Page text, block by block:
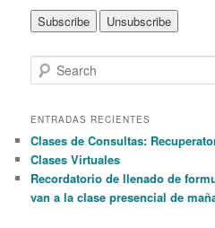
e
r
h
ENTRADAS RECIENTES
Clases de Consultas:
Clases Virtuales
Recordatorio de llenado de
van a la clase presencial de